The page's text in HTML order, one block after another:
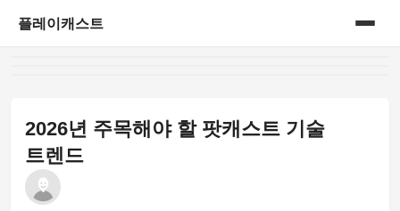
플레이캐스트
2026년 주목해야 할 팟캐스트 기술
트렌드